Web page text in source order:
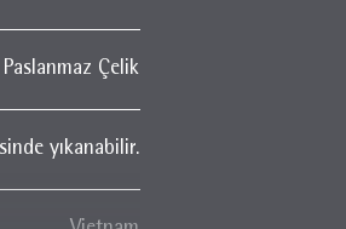
Çelik
yıkanabilir.